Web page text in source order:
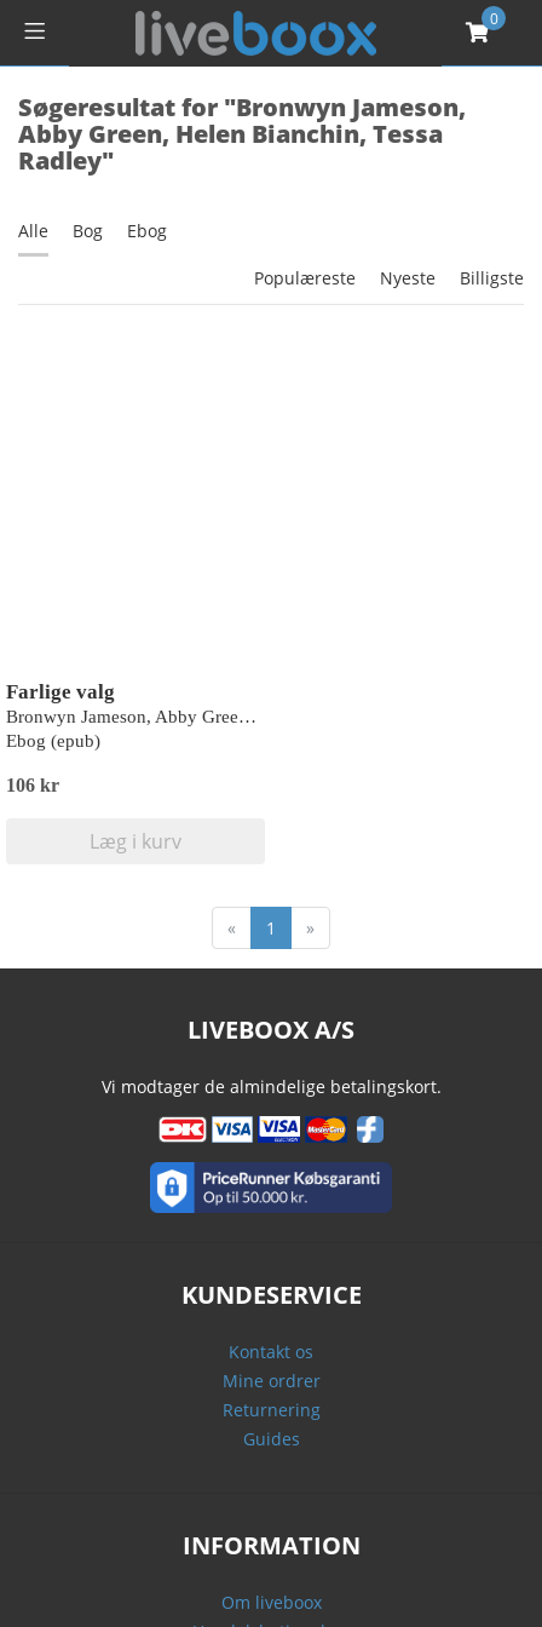
0
Søgeresultat for "Bronwyn Jameson,
Abby Green, Helen Bianchin, Tessa
Radley"
Alle Bog Ebog
Populæreste Nyeste Billigste
Farlige valg
Bronwyn Jameson, Abby Green, Helen Bianchin, Tessa Radley
Ebog (epub)
106 kr
Læg i kurv
« 1 »
LIVEBOOX A/S
Vi modtager de almindelige betalingskort.
KUNDESERVICE
Kontakt os
Mine ordrer
Returnering
Guides
INFORMATION
Om liveboox